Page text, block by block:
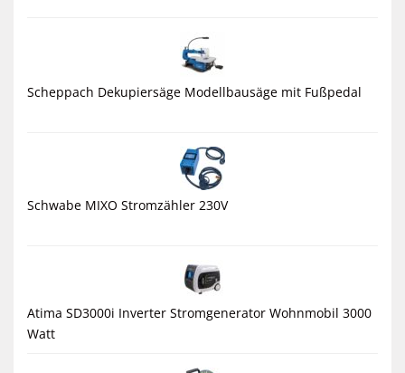
Scheppach Dekupiersäge Modellbausäge mit Fußpedal
Schwabe MIXO Stromzähler 230V
Atima SD3000i Inverter Stromgenerator Wohnmobil 3000
Watt